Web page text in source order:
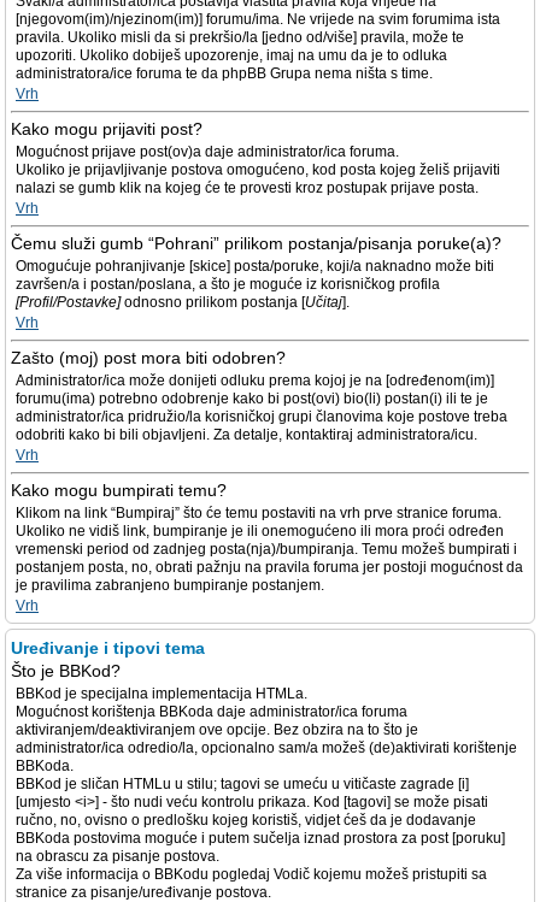
[njegovom(im)/njezinom(im)] forumu/ima. Ne vrijede na svim forumima ista
pravila. Ukoliko misli da si prekršio/la [jedno od/više] pravila, može te
upozoriti. Ukoliko dobiješ upozorenje, imaj na umu da je to odluka
administratora/ice foruma te da phpBB Grupa nema ništa s time.
Vrh
Kako mogu prijaviti post?
Mogućnost prijave post(ov)a daje administrator/ica foruma.
Ukoliko je prijavljivanje postova omogućeno, kod posta kojeg želiš prijaviti
nalazi se gumb klik na kojeg će te provesti kroz postupak prijave posta.
Vrh
Čemu služi gumb “Pohrani” prilikom postanja/pisanja poruke(a)?
Omogućuje pohranjivanje [skice] posta/poruke, koji/a naknadno može biti
završen/a i postan/poslana, a što je moguće iz korisničkog profila
[Profil/Postavke]odnosno prilikom postanja [Učitaj].
Vrh
Zašto (moj) post mora biti odobren?
Administrator/ica može donijeti odluku prema kojoj je na [određenom(im)]
forumu(ima) potrebno odobrenje kako bi post(ovi) bio(li) postan(i) ili te je
administrator/ica pridružio/la korisničkoj grupi članovima koje postove treba
odobriti kako bi bili objavljeni. Za detalje, kontaktiraj administratora/icu.
Vrh
Kako mogu bumpirati temu?
Klikom na link “Bumpiraj” što će temu postaviti na vrh prve stranice foruma.
Ukoliko ne vidiš link, bumpiranje je ili onemogućeno ili mora proći određen
vremenski period od zadnjeg posta(nja)/bumpiranja. Temu možeš bumpirati i
postanjem posta, no, obrati pažnju na pravila foruma jer postoji mogućnost da
je pravilima zabranjeno bumpiranje postanjem.
Vrh
Uređivanje i tipovi tema
Što je BBKod?
BBKod je specijalna implementacija HTMLa.
Mogućnost korištenja BBKoda daje administrator/ica foruma
aktiviranjem/deaktiviranjem ove opcije. Bez obzira na to što je
administrator/ica odredio/la, opcionalno sam/a možeš (de)aktivirati korištenje
BBKoda.
BBKod je sličan HTMLu u stilu; tagovi se umeću u vitičaste zagrade [i]
[umjesto <i>] - što nudi veću kontrolu prikaza. Kod [tagovi] se može pisati
ručno, no, ovisno o predlošku kojeg koristiš, vidjet ćeš da je dodavanje
BBKoda postovima moguće i putem sučelja iznad prostora za post [poruku]
na obrascu za pisanje postova.
Za više informacija o BBKodu pogledaj Vodič kojemu možeš pristupiti sa
stranice za pisanje/uređivanje postova.